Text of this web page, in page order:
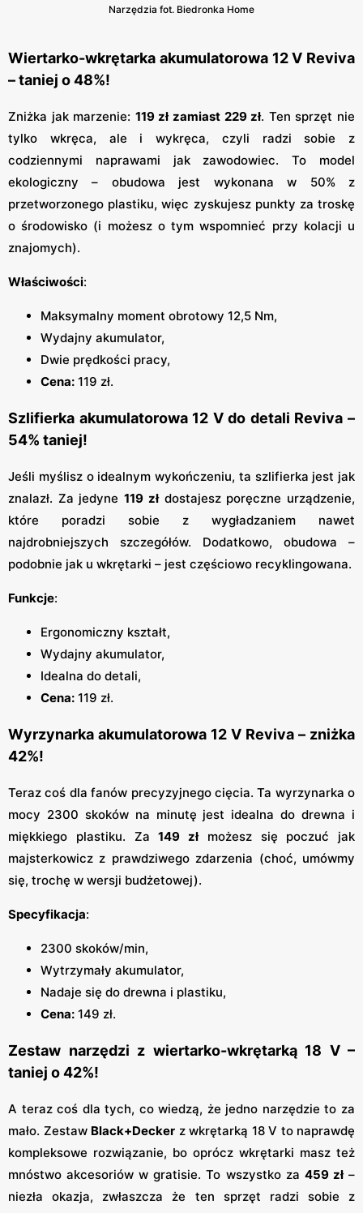
Narzędzia fot. Biedronka Home
Wiertarko-wkrętarka akumulatorowa 12 V Reviva
– taniej o 48%!
Zniżka jak marzenie: 119 zł zamiast 229 zł. Ten sprzęt nie
tylko wkręca, ale i wykręca, czyli radzi sobie z
codziennymi naprawami jak zawodowiec. To model
ekologiczny – obudowa jest wykonana w 50% z
przetworzonego plastiku, więc zyskujesz punkty za troskę
o środowisko (i możesz o tym wspomnieć przy kolacji u
znajomych).
Właściwości:
Maksymalny moment obrotowy 12,5 Nm,
Wydajny akumulator,
Dwie prędkości pracy,
Cena: 119 zł.
Szlifierka akumulatorowa 12 V do detali Reviva –
54% taniej!
Jeśli myślisz o idealnym wykończeniu, ta szlifierka jest jak
znalazł. Za jedyne119 złdostajesz poręczne urządzenie,
które poradzi sobie z wygładzaniem nawet
najdrobniejszych szczegółów. Dodatkowo, obudowa –
podobnie jak u wkrętarki – jest częściowo recyklingowana.
Funkcje:
Ergonomiczny kształt,
Wydajny akumulator,
Idealna do detali,
Cena: 119 zł.
Wyrzynarka akumulatorowa 12 V Reviva – zniżka
42%!
Teraz coś dla fanów precyzyjnego cięcia. Ta wyrzynarka o
mocy 2300 skoków na minutę jest idealna do drewna i
miękkiego plastiku. Za149 złmożesz się poczuć jak
majsterkowicz z prawdziwego zdarzenia (choć, umówmy
się, trochę w wersji budżetowej).
Specyfikacja:
2300 skoków/min,
Wytrzymały akumulator,
Nadaje się do drewna i plastiku,
Cena: 149 zł.
Zestaw narzędzi z wiertarko-wkrętarką 18 V –
taniej o 42%!
A teraz coś dla tych, co wiedzą, że jedno narzędzie to za
mało. Zestaw Black+Decker z wkrętarką 18 V to naprawdę
kompleksowe rozwiązanie, bo oprócz wkrętarki masz też
mnóstwo akcesoriów w gratisie. To wszystko za 459 zł–
niezła okazja, zwłaszcza że ten sprzęt radzi sobie z